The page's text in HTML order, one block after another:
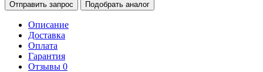
Отправить запрос Подобрать аналог
Описание
Доставка
Оплата
Гарантия
Отзывы 0